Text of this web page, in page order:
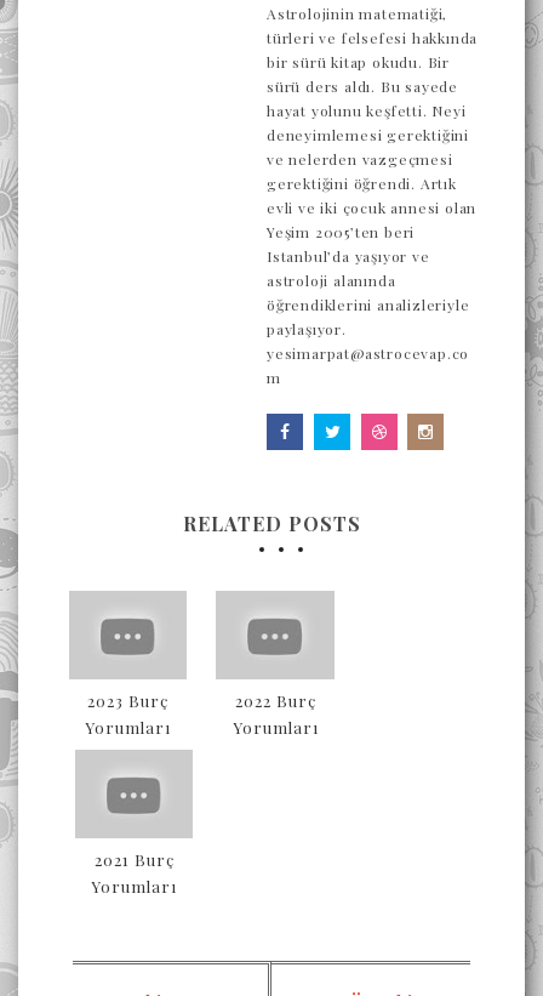
Astrolojinin matematiği,
türleri ve felsefesi hakkında
bir sürü kitap okudu. Bir
sürü ders aldı. Bu sayede
hayat yolunu keşfetti. Neyi
deneyimlemesi gerektiğini
ve nelerden vazgeçmesi
gerektiğini öğrendi. Artık
evli ve iki çocuk annesi olan
Yeşim 2005’ten beri
Istanbul’da yaşıyor ve
astroloji alanında
öğrendiklerini analizleriyle
paylaşıyor.
yesimarpat@astrocevap.co
m
RELATED POSTS
2023 Burç
Yorumları
2022 Burç
Yorumları
2021 Burç
Yorumları